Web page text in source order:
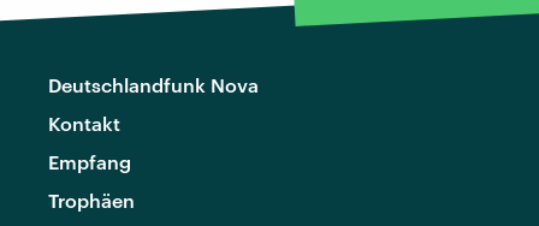
Deutschlandfunk Nova
Kontakt
Empfang
Trophäen